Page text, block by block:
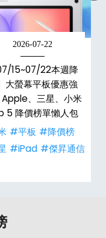
2026-07-22
15~07/22本週降
大螢幕平板優惠強
、三星、小米
5 降價榜單懶人包
#平板 #降價榜
#iPad #傑昇通信